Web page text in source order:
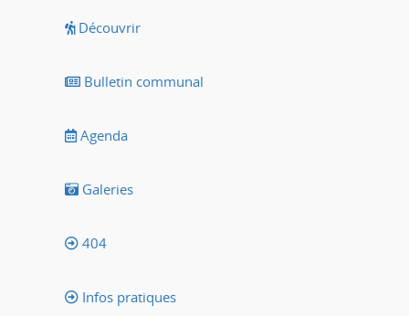
Découvrir
Bulletin communal
Agenda
Galeries
404
Infos pratiques